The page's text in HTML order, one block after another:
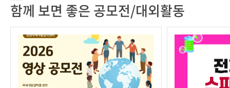
함께 보면 좋은 공모전/대외활동